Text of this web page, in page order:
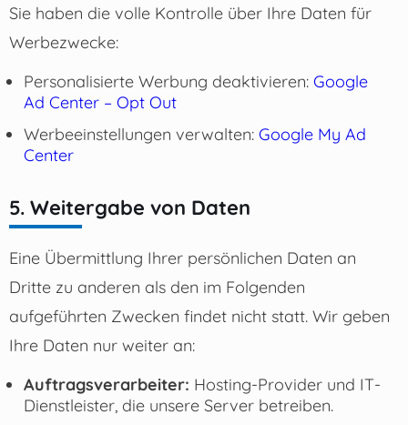
Sie haben die volle Kontrolle über Ihre Daten für
Werbezwecke:
Personalisierte Werbung deaktivieren: Google
Ad Center – Opt Out
Werbeeinstellungen verwalten: Google My Ad
Center
5. Weitergabe von Daten
Eine Übermittlung Ihrer persönlichen Daten an
Dritte zu anderen als den im Folgenden
aufgeführten Zwecken findet nicht statt. Wir geben
Ihre Daten nur weiter an:
Auftragsverarbeiter: Hosting-Provider und IT-
Dienstleister, die unsere Server betreiben.